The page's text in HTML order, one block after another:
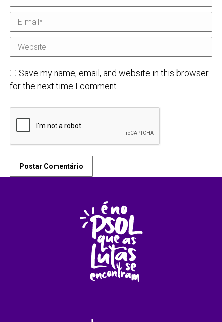
E-mail *
Website
Save my name, email, and website in this browser
for the next time I comment.
Postar Comentário